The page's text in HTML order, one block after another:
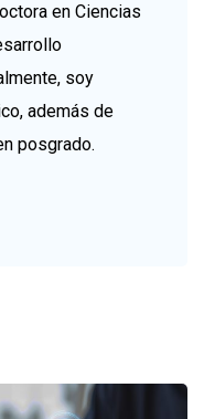
en Ciencias
soy
además de
posgrado.